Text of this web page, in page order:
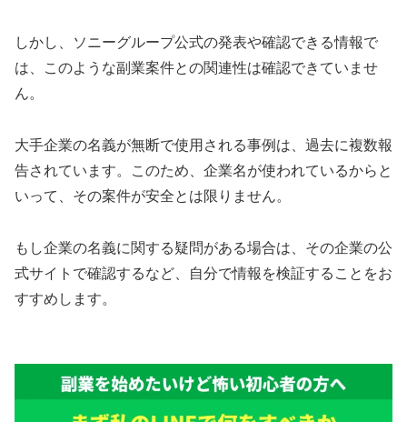
しかし、ソニーグループ公式の発表や確認できる情報で
は、このような副業案件との関連性は確認できていませ
ん。
大手企業の名義が無断で使用される事例は、過去に複数報
告されています。このため、企業名が使われているからと
いって、その案件が安全とは限りません。
もし企業の名義に関する疑問がある場合は、その企業の公
式サイトで確認するなど、自分で情報を検証することをお
すすめします。